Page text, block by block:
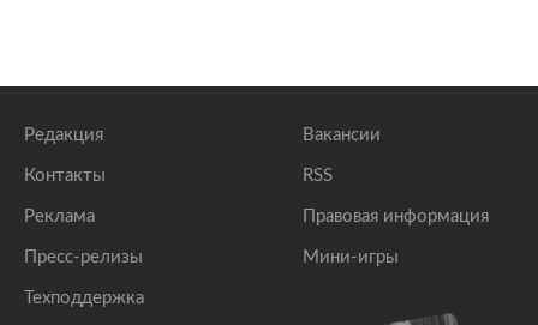
Редакция
Контакты
Реклама
Пресс-релизы
Техподдержка
Вакансии
RSS
Правовая информация
Мини-игры